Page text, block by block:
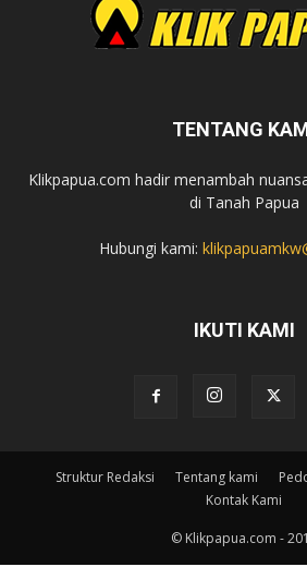
TENTANG
Klikpapua.com hadir menambah
di Tanah Papua
Hubungi kami:
IKUTI KAMI
Struktur Redaksi Tentang kami
Kontak Kami
© Klikpapua.com -